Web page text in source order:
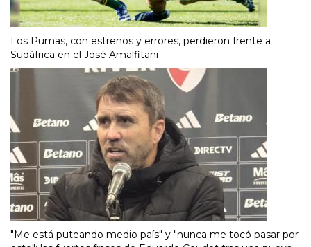
Los Pumas, con estrenos y errores, perdieron frente a
Sudáfrica en el José Amalfitani
"Me está puteando medio país" y "nunca me tocó pasar por